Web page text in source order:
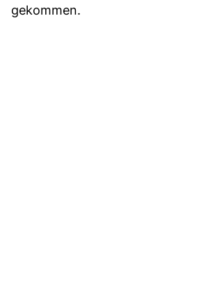
gekommen.